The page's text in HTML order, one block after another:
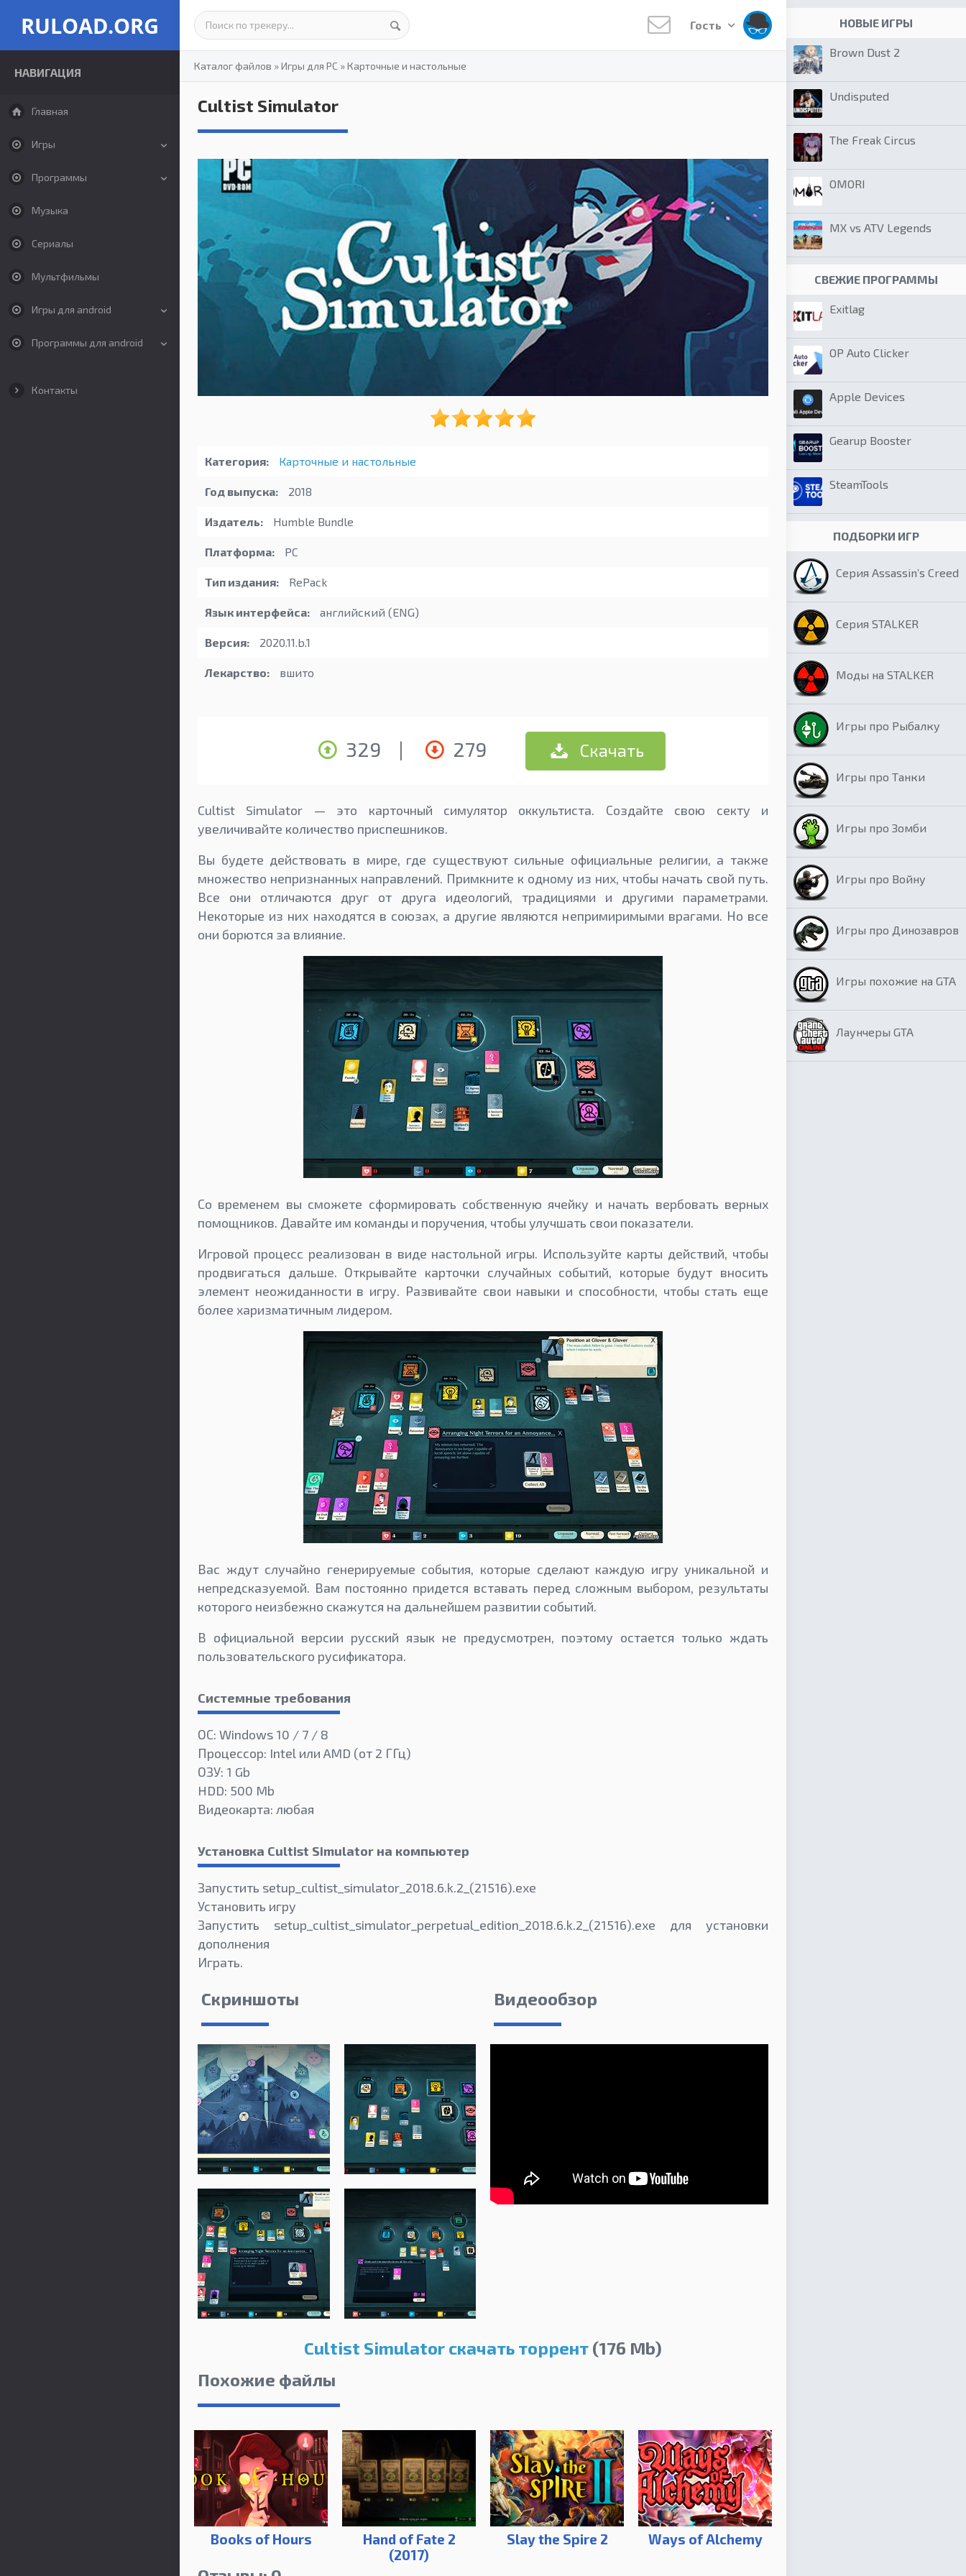
RULOAD.ORG
НАВИГАЦИЯ
Главная
Игры
Программы
Музыка
Сериалы
Мультфильмы
Игры для android
Программы для android
Контакты
Гость
Каталог файлов »Игры для PC »Карточные и настольные
Cultist Simulator
Категория: Карточные и настольные
Год выпуска: 2018
Издатель: Humble Bundle
Платформа: PC
Тип издания: RePack
Язык интерфейса: английский (ENG)
Версия: 2020.11.b.1
Лекарство: вшито
329 | 279 Скачать
Cultist Simulator — это карточный симулятор оккультиста. Создайте свою секту и
увеличивайте количество приспешников.
Вы будете действовать в мире, где существуют сильные официальные религии, а также
множество непризнанных направлений. Примкните к одному из них, чтобы начать свой путь.
Все они отличаются друг от друга идеологий, традициями и другими параметрами.
Некоторые из них находятся в союзах, а другие являются непримиримыми врагами. Но все
они борются за влияние.
Со временем вы сможете сформировать собственную ячейку и начать вербовать верных
помощников. Давайте им команды и поручения, чтобы улучшать свои показатели.
Игровой процесс реализован в виде настольной игры. Используйте карты действий, чтобы
продвигаться дальше. Открывайте карточки случайных событий, которые будут вносить
элемент неожиданности в игру. Развивайте свои навыки и способности, чтобы стать еще
более харизматичным лидером.
Вас ждут случайно генерируемые события, которые сделают каждую игру уникальной и
непредсказуемой. Вам постоянно придется вставать перед сложным выбором, результаты
которого неизбежно скажутся на дальнейшем развитии событий.
В официальной версии русский язык не предусмотрен, поэтому остается только ждать
пользовательского русификатора.
Системные требования
ОС: Windows 10 / 7 / 8
Процессор: Intel или AMD (от 2 ГГц)
ОЗУ: 1 Gb
HDD: 500 Mb
Видеокарта: любая
Установка Cultist Simulator на компьютер
Запустить setup_cultist_simulator_2018.6.k.2_(21516).exe
Установить игру
Запустить setup_cultist_simulator_perpetual_edition_2018.6.k.2_(21516).exe для установки
дополнения
Играть.
Скриншоты Видеообзор
Cultist Simulator скачать торрент (176 Mb)
Похожие файлы
Books of Hours
Hand of Fate 2
(2017)
Slay the Spire 2 Ways of Alchemy
НОВЫЕ ИГРЫ
Brown Dust 2
Undisputed
The Freak Circus
OMORI
MX vs ATV Legends
СВЕЖИЕ ПРОГРАММЫ
Exitlag
OP Auto Clicker
Apple Devices
Gearup Booster
SteamTools
ПОДБОРКИ ИГР
Серия Assassin’s Creed
Серия STALKER
Моды на STALKER
Игры про Рыбалку
Игры про Танки
Игры про Зомби
Игры про Войну
Игры про Динозавров
Игры похожие на GTA
Лаунчеры GTA